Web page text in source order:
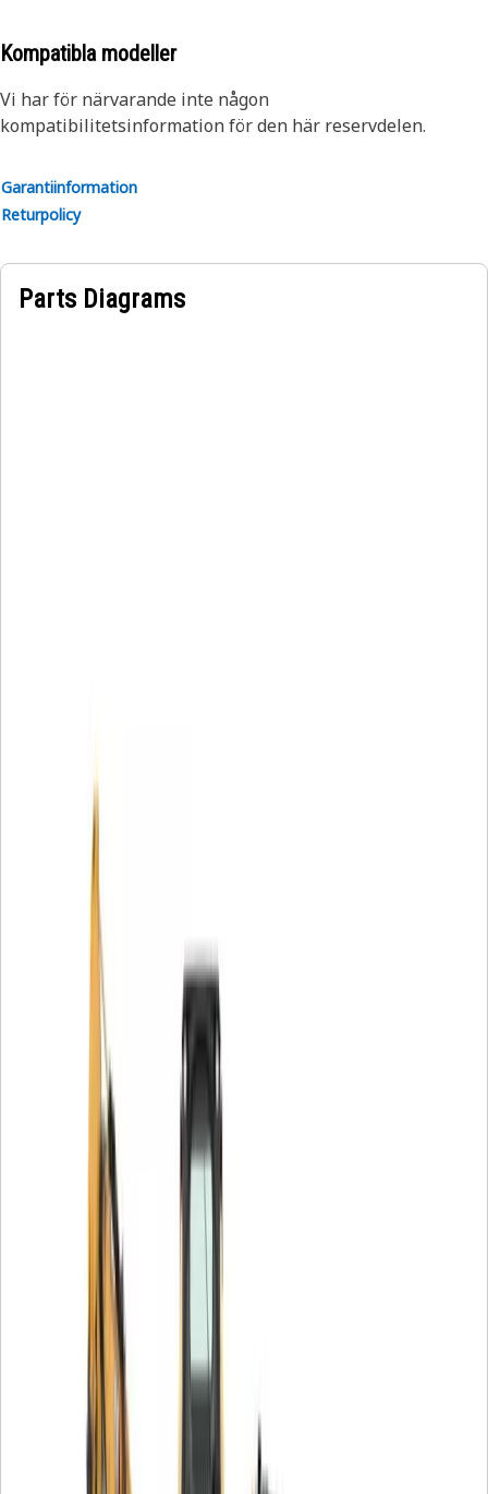
Kompatibla modeller
Vi har för närvarande inte någon
kompatibilitetsinformation för den här reservdelen.
Garantiinformation
Returpolicy
Parts Diagrams